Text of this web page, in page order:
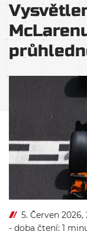
5. Červen 2026,
- doba čtení: 1